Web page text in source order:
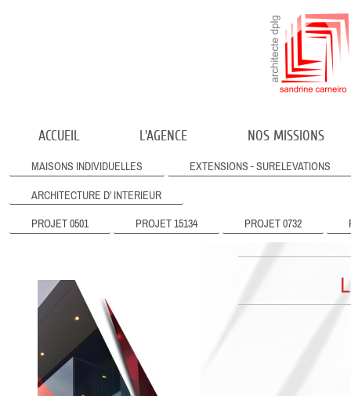
ACCUEIL L'AGENCE NOS MISSIONS
MAISONS INDIVIDUELLES EXTENSIONS - SURELEVATIONS
ARCHITECTURE D' INTERIEUR
PROJET 0501 PROJET 15134 PROJET 0732